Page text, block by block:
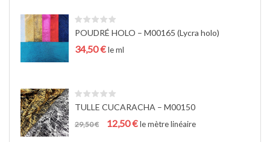
n
25,90 €.
POUDRÉ HOLO – M00165 (Lycra holo)
34,50€le ml
TULLE CUCARACHA – M00150
29,50€
Le
12,50€Le
le mètre linéaire